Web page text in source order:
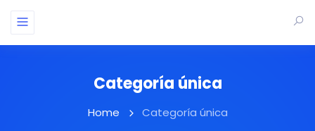
Categoría única
Home Categoría única